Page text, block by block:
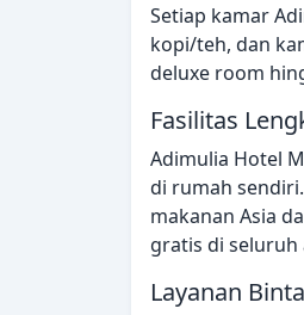
Setiap kamar
kopi/teh, dan
deluxe room
Fasilitas
Adimulia Hotel
di rumah
makanan Asia
gratis di seluruh
Layanan